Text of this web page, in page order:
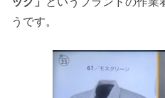
うです。